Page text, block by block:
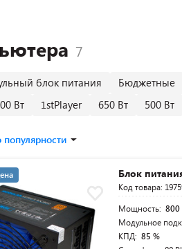
блок питания Бюджетные
Вт 1stPlayer 650 Вт 500 Вт
популярности
Блок
Код товара:
Мощность: 800
Модульное
КПД: 85 %